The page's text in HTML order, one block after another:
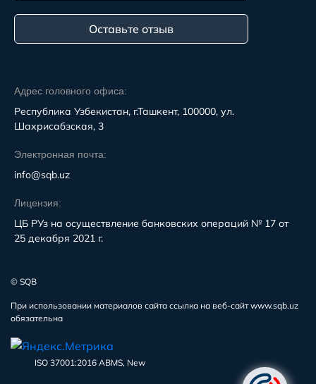
Адрес головного офиса:
Республика Узбекистан, г.Ташкент, 100000, ул.
Шахрисабзская, 3
Электронная почта:
info@sqb.uz
Лицензия:
ЦБ РУз на осуществление банковских операций № 17 от
25 декабря 2021 г.
Оставьте отзыв
© SQB
При использовании материалов сайта ссылка на веб-сайт www.sqb.uz
обязательна
ISO 37001:2016 ABMS, New